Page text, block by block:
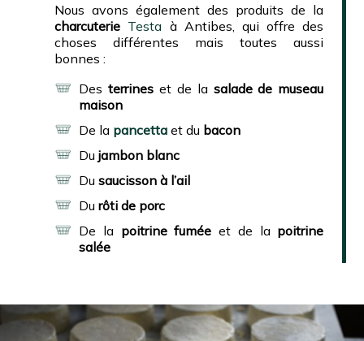
Nous avons également des produits de la
charcuterie Testa à Antibes, qui offre des
choses différentes mais toutes aussi
bonnes :
Desterrines et de la salade de museau
maison
De la pancetta et du bacon
Dujambon blanc
Dusaucisson à l’ail
Durôti de porc
De la poitrine fumée et de la poitrine
salée